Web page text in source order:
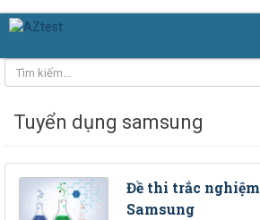
Tuyển dụng samsung
Đề thi trắc
Samsung